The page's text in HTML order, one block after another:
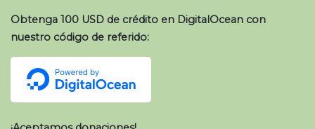
Obtenga 100 USD de crédito en DigitalOcean con
nuestro código de referido: